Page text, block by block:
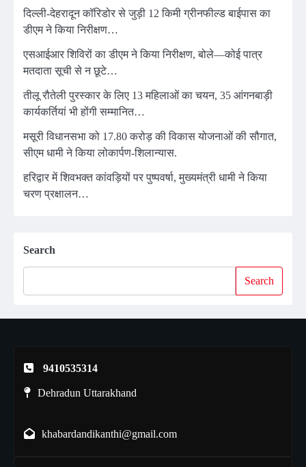
दिल्ली-देहरादून कॉरिडोर से जुड़ी 12 किमी ग्रीनफील्ड बाईपास का
डीएम ने किया निरीक्षण…
एसआईआर शिविरों का डीएम ने किया निरीक्षण, बोले—कोई पात्र
मतदाता सूची से न छूटे…
तीलू रौतेली पुरस्कार के लिए 13 महिलाओं का चयन, 35 आंगनबाड़ी
कार्यकर्तियां भी होंगी सम्मानित…
मसूरी विधानसभा को 17.80 करोड़ की विकास योजनाओं की सौगात,
सीएम धामी ने किया लोकार्पण-शिलान्यास.
हरिद्वार में शिवभक्त कांवड़ियों पर पुष्पवर्षा, मुख्यमंत्री धामी ने किया
चरण प्रक्षालन…
Search
Search
9410535314
Dehradun Uttarakhand
khabardandikanthi@gmail.com